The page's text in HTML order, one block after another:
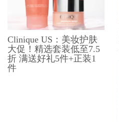
Clinique US：美妆护肤
大促！精选套装低至7.5
折 满送好礼5件+正装1
件